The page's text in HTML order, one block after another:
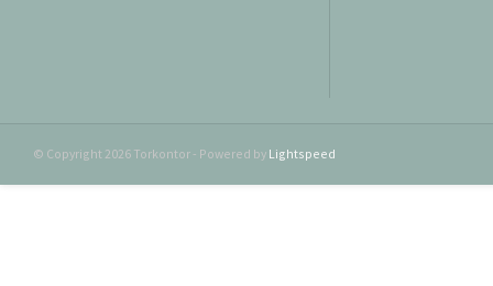
© Copyright 2026 Torkontor - Powered by Lightspeed